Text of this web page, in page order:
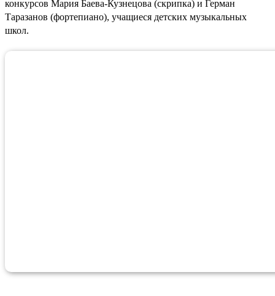
конкурсов Мария Баева-Кузнецова (скрипка) и Герман
Таразанов (фортепиано), учащиеся детских музыкальных
школ.